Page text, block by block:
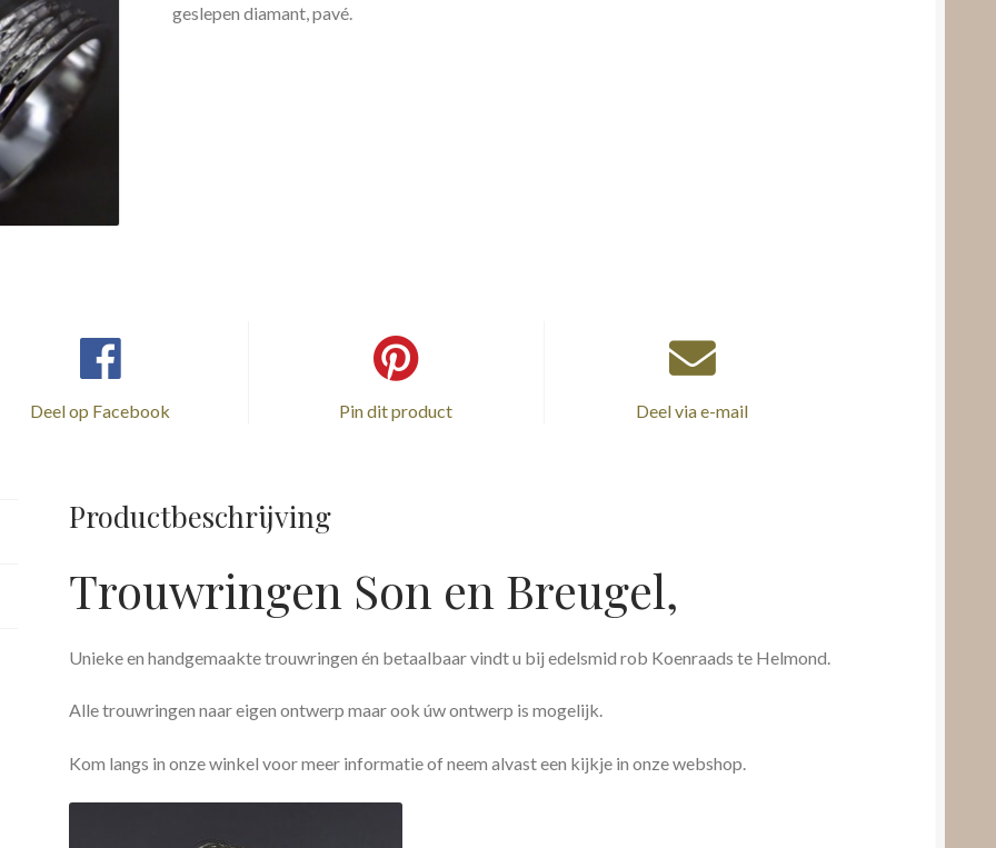
geslepen diamant, pavé.
Deel op Facebook Pin dit product Deel via e-mail
Productbeschrijving
Trouwringen Son en Breugel,
Unieke en handgemaakte trouwringen én betaalbaar vindt u bij edelsmid rob Koenraads te Helmond.
Alle trouwringen naar eigen ontwerp maar ook úw ontwerp is mogelijk.
Kom langs in onze winkel voor meer informatie of neem alvast een kijkje in onze webshop.